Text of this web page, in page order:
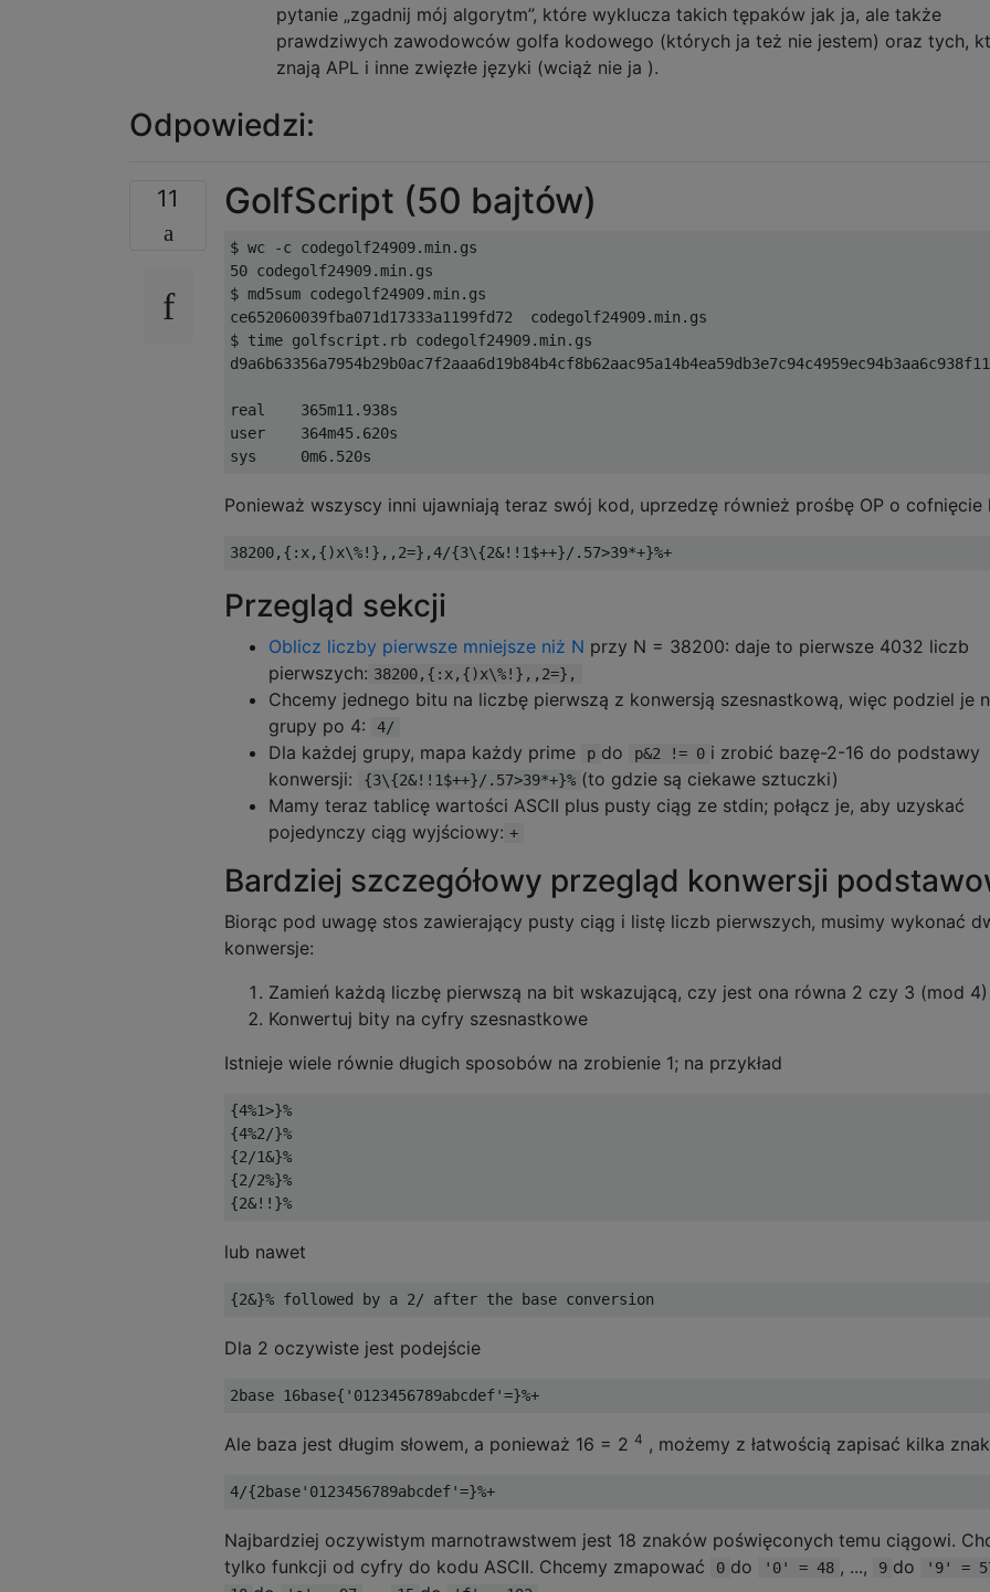
pytanie „zgadnij mój algorytm”, które wyklucza takich tępaków jak ja, ale także
prawdziwych zawodowców golfa kodowego (których ja też nie jestem) oraz tych,
znają APL i inne zwięzłe języki (wciąż nie ja ).
Odpowiedzi:
11 GolfScript (50 bajtów)
$ wc -c codegolf24909.min.gs
50 codegolf24909.min.gs
$ md5sum codegolf24909.min.gs
ce652060039fba071d17333a1199fd72  codegolf24909.min.gs
$ time golfscript.rb codegolf24909.min.gs
real    365m11.938s
user    364m45.620s
Ponieważ wszyscy inni ujawniają teraz swój kod, uprzedzę również prośbę OP o cofnięcie
Przegląd sekcji
Oblicz liczby pierwsze mniejsze niż N przy N = 38200: daje to pierwsze 4032 liczb
pierwszych: 38200,{:x,{)x\%!},,2=},
Chcemy jednego bitu na liczbę pierwszą z konwersją szesnastkową, więc podziel je
grupy po 4:
4/
Dla każdej grupy, mapa każdy prime p do p&2 != 0 i zrobić bazę-2-16 do podstawy
konwersji:
{3\{2&!!1$++}/.57>39*+}% (to gdzie są ciekawe sztuczki)
Mamy teraz tablicę wartości ASCII plus pusty ciąg ze stdin; połącz je, aby uzyskać
pojedynczy ciąg wyjściowy: +
Bardziej szczegółowy przegląd konwersji
Biorąc pod uwagę stos zawierający pusty ciąg i listę liczb pierwszych, musimy wykonać
konwersje:
Zamień każdą liczbę pierwszą na bit wskazującą, czy jest ona równa 2 czy 3 (mod 4)
Konwertuj bity na cyfry szesnastkowe
Istnieje wiele równie długich sposobów na zrobienie 1; na przykład
{4%1>}%
{4%2/}%
{2/1&}%
{2/2%}%
lub nawet
Dla 2 oczywiste jest podejście
Ale baza jest długim słowem, a ponieważ 16 = 2 4 , możemy z łatwością zapisać kilka
Najbardziej oczywistym marnotrawstwem jest 18 znaków poświęconych temu ciągowi.
tylko funkcji od cyfry do kodu ASCII. Chcemy zmapować
0 do '0' = 48 , ..., 9 do '9' =